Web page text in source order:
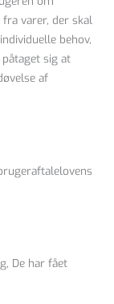
varer, der skal
behov,
sig at
af
De har fået